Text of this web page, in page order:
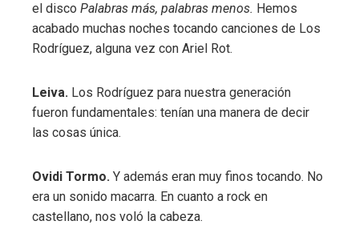
el disco Palabras más, palabras menos. Hemos
acabado muchas noches tocando canciones de Los
Rodríguez, alguna vez con Ariel Rot.
Leiva. Los Rodríguez para nuestra generación
fueron fundamentales: tenían una manera de decir
las cosas única.
Ovidi Tormo. Y además eran muy finos tocando. No
era un sonido macarra. En cuanto a rock en
castellano, nos voló la cabeza.